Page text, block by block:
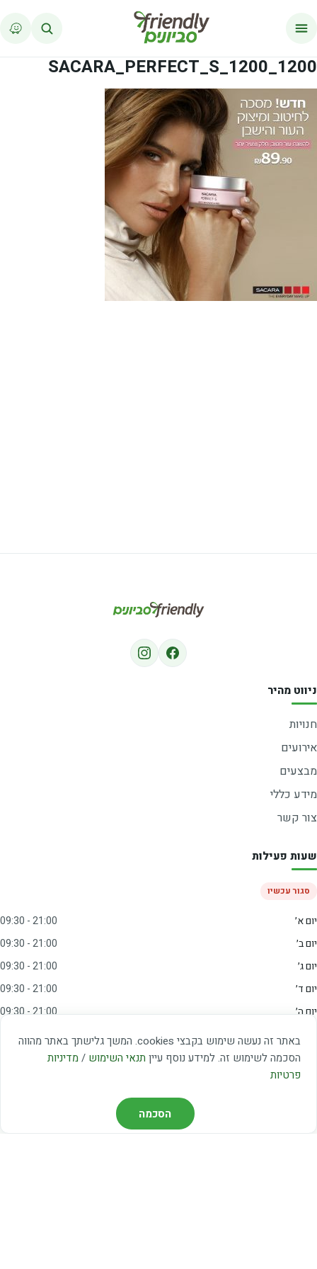
באתר זה נעשה שימוש בקבצי cookies. המשך גלישתך באתר מהווה
הסכמה לשימוש זה. למידע נוסף עיין תנאי השימוש / מדיניות
פרטיות
הסכמה
1200_1200_SACARA_PERFECT_S
ניווט מהיר
חנויות
אירועים
מבצעים
מידע כללי
צור קשר
שעות פעילות
סגור עכשיו
יום א׳
09:30 - 21:00
יום ב׳
09:30 - 21:00
יום ג׳
09:30 - 21:00
יום ד׳
09:30 - 21:00
יום ה׳
09:30 - 21:00
09:00 - 15:00
שבת
20:00 - 23:00